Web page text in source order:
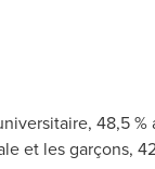
48,5 %
et les garçons,